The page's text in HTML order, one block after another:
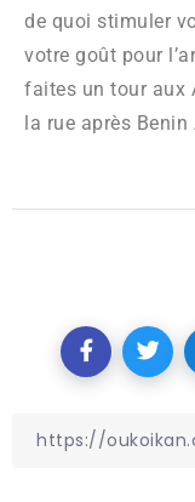
de quoi stimuler
votre goût pour
faites un tour aux
la rue après